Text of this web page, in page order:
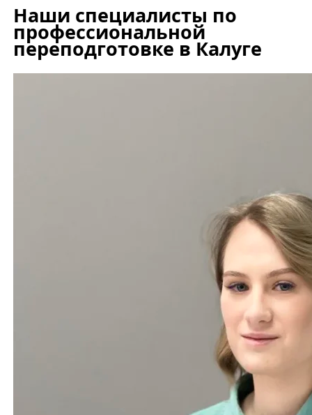
Наши специалисты по
профессиональной
переподготовке в Калуге